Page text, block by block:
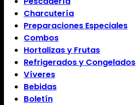
Charcutería
Preparaciones Especiales
Combos
Hortalizas y Frutas
Refrigerados y Congelados
Víveres
Bebidas
Boletín